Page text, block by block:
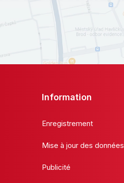
Information
Enregistrement
Mise à jour des données
Publicité